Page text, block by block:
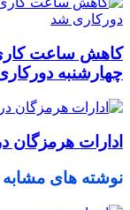
کاهش ساعت
چهارشنبه
ادارات
نوشته های مشابه